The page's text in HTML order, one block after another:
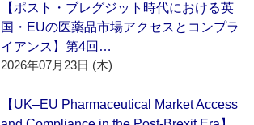
【ポスト・ブレグジット時代における英
国・EUの医薬品市場アクセスとコンプラ
イアンス】第4回…
2026年07月23日 (木)
【UK–EU Pharmaceutical Market Access